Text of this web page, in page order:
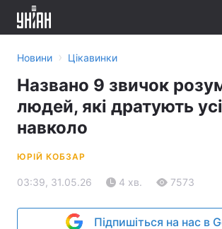
Новини › Цікавинки
Названо 9 звичок
людей, які дратують
навколо
ЮРІЙ КОБЗАР
03:39, 31.05.26 4 хв. 7573
Підпишіться на нас в